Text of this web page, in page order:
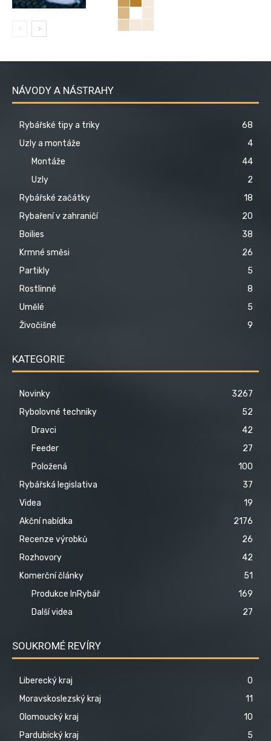
NÁVODY A NÁSTRAHY
Rybářské tipy a triky
68
Uzly a montáže
4
Montáže
44
Uzly
2
Rybářské začátky
18
Rybaření v zahraničí
20
Boilies
38
Krmné směsi
26
Partikly
5
Rostlinné
8
Umělé
5
Živočišné
9
KATEGORIE
Novinky
3267
Rybolovné techniky
52
Dravci
42
Feeder
27
Položená
100
Rybářská legislativa
37
Videa
19
Akční nabídka
2176
Recenze výrobků
26
Rozhovory
42
Komerční články
51
Produkce InRybář
169
Další videa
27
SOUKROMÉ REVÍRY
Liberecký kraj
0
Moravskoslezský kraj
11
Olomoucký kraj
10
Pardubický kraj
5